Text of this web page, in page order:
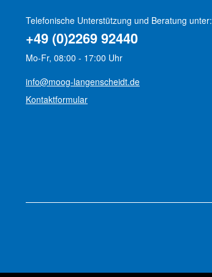
Telefonische Unterstützung und Beratung unter:
+49 (0)2269 92440
Mo-Fr, 08:00 - 17:00 Uhr
info@moog-langenscheidt.de
Kontaktformular